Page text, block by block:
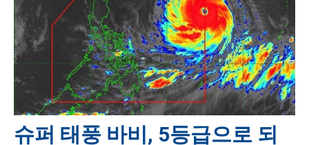
슈퍼 태풍 바비, 5등급으로 되